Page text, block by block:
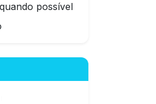
possível